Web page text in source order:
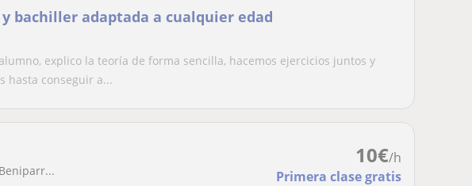
y bachiller adaptada a cualquier edad
explico la teoría de forma sencilla, hacemos ejercicios juntos y
hasta conseguir a...
10€/h
Primera clase gratis